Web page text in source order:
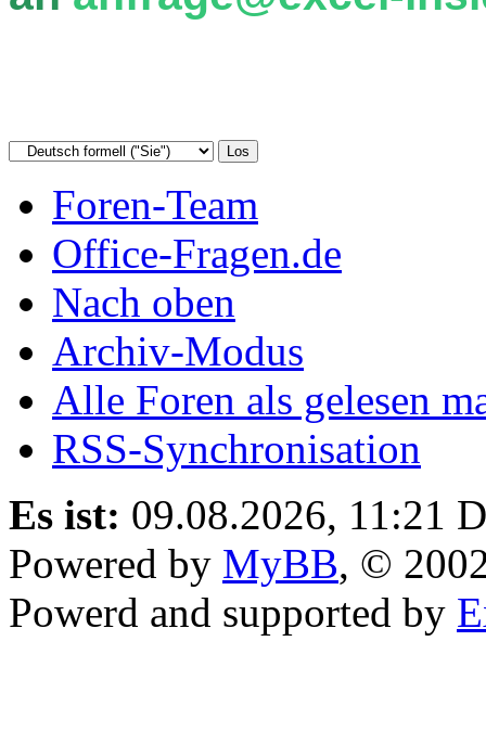
Foren-Team
Office-Fragen.de
Nach oben
Archiv-Modus
Alle Foren als gelesen
RSS-Synchronisation
Es ist: 09.08.2026, 11:21
Powered by MyBB, ©
Powerd and supported by